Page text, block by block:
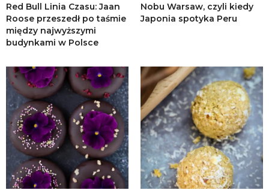
Red Bull Linia Czasu: Jaan
Roose przeszedł po taśmie
między najwyższymi
budynkami w Polsce
Nobu Warsaw, czyli kiedy
Japonia spotyka Peru